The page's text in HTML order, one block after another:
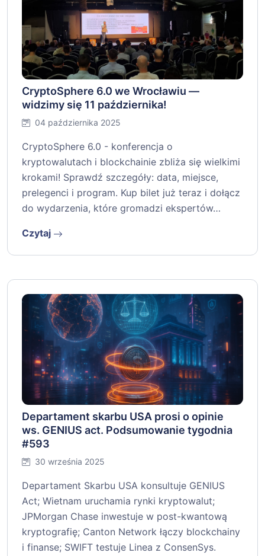
CryptoSphere 6.0 we Wrocławiu —
widzimy się 11 października!
04 października 2025
CryptoSphere 6.0 - konferencja o
kryptowalutach i blockchainie zbliża się wielkimi
krokami! Sprawdź szczegóły: data, miejsce,
prelegenci i program. Kup bilet już teraz i dołącz
do wydarzenia, które gromadzi ekspertów…
Czytaj
Departament skarbu USA prosi o opinie
ws. GENIUS act. Podsumowanie tygodnia
#593
30 września 2025
Departament Skarbu USA konsultuje GENIUS
Act; Wietnam uruchamia rynki kryptowalut;
JPMorgan Chase inwestuje w post-kwantową
kryptografię; Canton Network łączy blockchainy
i finanse; SWIFT testuje Linea z ConsenSys.